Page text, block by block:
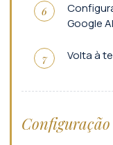
Google
Volta à